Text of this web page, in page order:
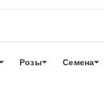
Розы Семена